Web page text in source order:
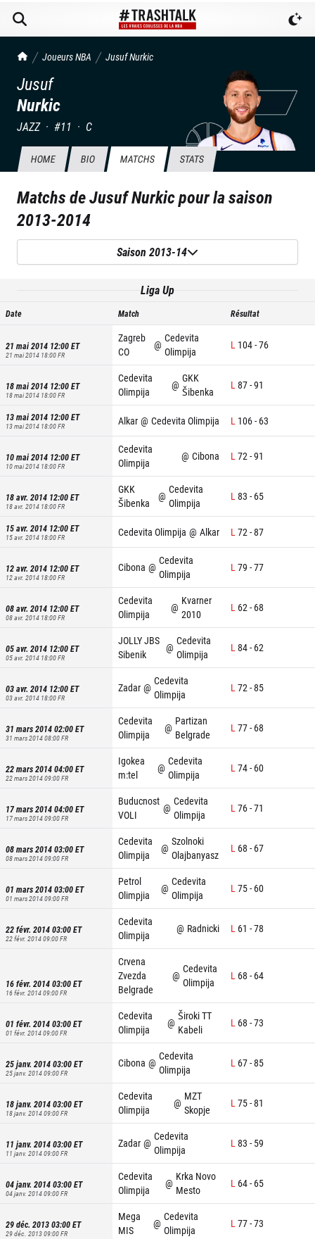
TrashTalk Actu NBA
Joueurs NBA JusufNurkic
Jusuf
Nurkic
JAZZ · #11 · C
HOME BIO MATCHS STATS
Matchs deJusuf Nurkicpour la saison
2013-2014
Saison 2013-14
Liga Up
Date Match Résultat
21 mai 2014 12:00ET
21 mai 2014 18:00FR
Zagreb
CO
@
Cedevita
Olimpija
L 104-76
18 mai 2014 12:00ET
18 mai 2014 18:00FR
Cedevita
Olimpija
@
GKK
Šibenka
L87-91
13 mai 2014 12:00ET
13 mai 2014 18:00FR Alkar @ Cedevita Olimpija L 106- 63
10 mai 2014 12:00ET
10 mai 2014 18:00FR
Cedevita
Olimpija
@ Cibona L72-91
18 avr. 2014 12:00ET
18 avr. 2014 18:00FR
GKK
Šibenka
@
Cedevita
Olimpija
L83 - 65
15 avr. 2014 12:00ET
15 avr. 2014 18:00FR Cedevita Olimpija @ Alkar L 72 -87
12 avr. 2014 12:00ET
12 avr. 2014 18:00FR
Cibona @
Cedevita
Olimpija
L79 -77
08 avr. 2014 12:00ET
08 avr. 2014 18:00FR
Cedevita
Olimpija
@
Kvarner
2010
L 62- 68
05 avr. 2014 12:00ET
05 avr. 2014 18:00FR
JOLLY JBS
Sibenik
@
Cedevita
Olimpija
L84- 62
03 avr. 2014 12:00ET
03 avr. 2014 18:00FR
Zadar @
Cedevita
Olimpija
L72-85
31 mars 2014 02:00ET
31 mars 2014 08:00FR
Cedevita
Olimpija
@
Partizan
Belgrade
L77- 68
22 mars 2014 04:00ET
22 mars 2014 09:00FR
Igokea
m:tel
@
Cedevita
Olimpija
L74- 60
17 mars 2014 04:00ET
17 mars 2014 09:00FR
Buducnost
VOLI
@
Cedevita
Olimpija
L76-71
08 mars 2014 03:00ET
08 mars 2014 09:00FR
Cedevita
Olimpija
@
Szolnoki
Olajbanyasz
L 68 - 67
01 mars 2014 03:00ET
01 mars 2014 09:00FR
Petrol
Olimpjia
@
Cedevita
Olimpija
L75- 60
22 févr. 2014 03:00ET
22 févr. 2014 09:00FR
Cedevita
Olimpija
@ Radnicki L 61 -78
16 févr. 2014 03:00ET
16 févr. 2014 09:00FR
Crvena
Zvezda
Belgrade
@
Cedevita
Olimpija
L 68 - 64
01 févr. 2014 03:00ET
01 févr. 2014 09:00FR
Cedevita
Olimpija
@
Široki TT
Kabeli
L 68 -73
25 janv. 2014 03:00ET
25 janv. 2014 09:00FR
Cibona @
Cedevita
Olimpija
L 67-85
18 janv. 2014 03:00ET
18 janv. 2014 09:00FR
Cedevita
Olimpija
@
MZT
Skopje
L75-81
11 janv. 2014 03:00ET
11 janv. 2014 09:00FR
Zadar @
Cedevita
Olimpija
L83 - 59
04 janv. 2014 03:00ET
04 janv. 2014 09:00FR
Cedevita
Olimpija
@
Krka Novo
Mesto
L 64- 65
29 déc. 2013 03:00ET
29 déc. 2013 09:00FR
Mega
MIS
@
Cedevita
Olimpija
L77-73